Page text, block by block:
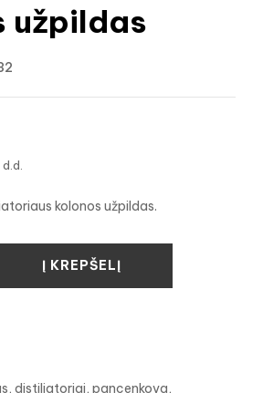
užpildas
kolonos užpildas.
Į KREPŠELĮ
distiliatoriai pancenkova